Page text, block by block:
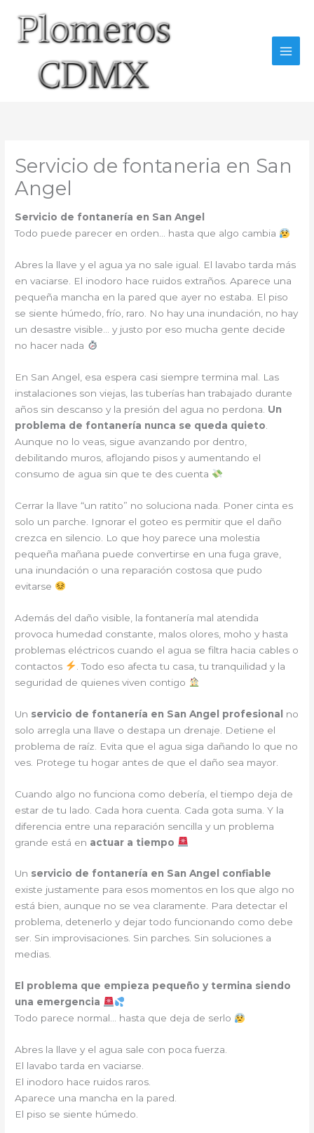
contenido
Servicio de fontaneria en San
Angel
Servicio de fontanería en San Angel
Todo puede parecer en orden… hasta que algo cambia
Abres la llave y el agua ya no sale igual. El lavabo tarda más
en vaciarse. El inodoro hace ruidos extraños. Aparece una
pequeña mancha en la pared que ayer no estaba. El piso
se siente húmedo, frío, raro. No hay una inundación, no hay
un desastre visible… y justo por eso mucha gente decide
no hacer nada
En San Angel, esa espera casi siempre termina mal. Las
instalaciones son viejas, las tuberías han trabajado durante
años sin descanso y la presión del agua no perdona. Un
problema de fontanería nunca se queda quieto
Aunque no lo veas, sigue avanzando por dentro,
debilitando muros, aflojando pisos y aumentando el
consumo de agua sin que te des cuenta
Cerrar la llave “un ratito” no soluciona nada. Poner cinta es
solo un parche. Ignorar el goteo es permitir que el daño
crezca en silencio. Lo que hoy parece una molestia
pequeña mañana puede convertirse en una fuga grave,
una inundación o una reparación costosa que pudo
evitarse
Además del daño visible, la fontanería mal atendida
provoca humedad constante, malos olores, moho y hasta
problemas eléctricos cuando el agua se filtra hacia cables o
contactos
. Todo eso afecta tu casa, tu tranquilidad y la
seguridad de quienes viven contigo
Un servicio de fontanería en San Angel profesional
no
solo arregla una llave o destapa un drenaje. Detiene el
problema de raíz. Evita que el agua siga dañando lo que no
ves. Protege tu hogar antes de que el daño sea mayor.
Cuando algo no funciona como debería, el tiempo deja de
estar de tu lado. Cada hora cuenta. Cada gota suma. Y la
diferencia entre una reparación sencilla y un problema
grande está en actuar a tiempo
Un servicio de fontanería en San Angel confiable
existe justamente para esos momentos en los que algo no
está bien, aunque no se vea claramente. Para detectar el
problema, detenerlo y dejar todo funcionando como debe
ser. Sin improvisaciones. Sin parches. Sin soluciones a
medias.
El problema que empieza pequeño y termina siendo
una emergencia
Todo parece normal… hasta que deja de serlo
Abres la llave y el agua sale con poca fuerza.
El lavabo tarda en vaciarse.
El inodoro hace ruidos raros.
Aparece una mancha en la pared.
El piso se siente húmedo.